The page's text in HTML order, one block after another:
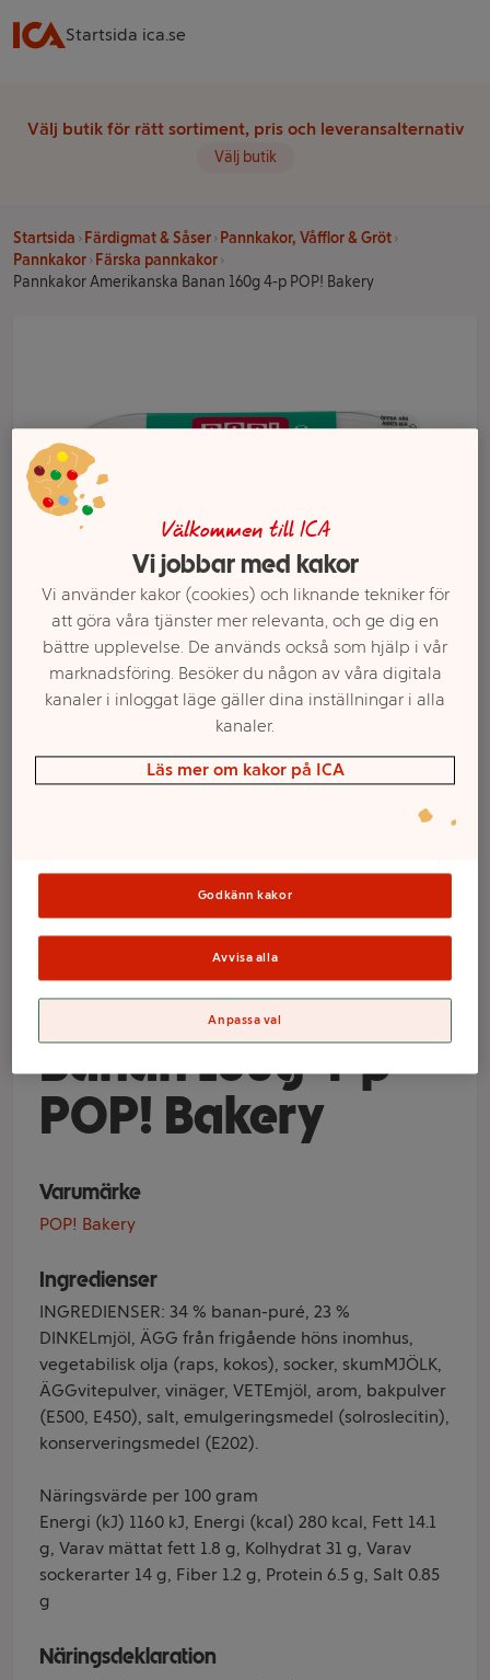
Startsida ica.se
Välj butik för rätt sortiment, pris och leveransalternativ
Välj butik
Startsida Färdigmat & Såser
Pannkakor, Våfflor & Gröt
Pannkakor
Färska pannkakor
Pannkakor Amerikanska Banan 160g 4-p POP! Bakery
Pannkakor
Amerikanska
Banan 160g 4-p
POP! Bakery
Varumärke
POP! Bakery
Ingredienser
INGREDIENSER: 34 % banan-puré, 23 %
DINKELmjöl, ÄGG från frigående höns inomhus,
vegetabilisk olja (raps, kokos), socker, skumMJÖLK,
ÄGGvitepulver, vinäger, VETEmjöl, arom, bakpulver
(E500, E450), salt, emulgeringsmedel (solroslecitin),
konserveringsmedel (E202).
Näringsvärde per 100 gram
Energi (kJ) 1160 kJ, Energi (kcal) 280 kcal, Fett 14.1
g, Varav mättat fett 1.8 g, Kolhydrat 31 g, Varav
sockerarter 14 g, Fiber 1.2 g, Protein 6.5 g, Salt 0.85
g
Näringsdeklaration
Välkommen till ICA
Vi jobbar med kakor
Vi använder kakor (cookies) och liknande tekniker för
att göra våra tjänster mer relevanta, och ge dig en
bättre upplevelse. De används också som hjälp i vår
marknadsföring. Besöker du någon av våra digitala
kanaler i inloggat läge gäller dina inställningar i alla
kanaler.
Läs mer om kakor på ICA
Godkänn kakor
Avvisa alla
Anpassa val